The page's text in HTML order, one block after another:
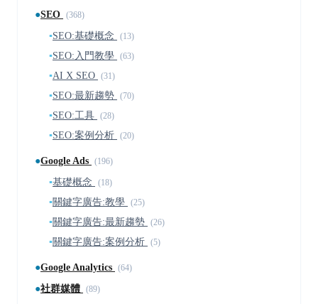
●SEO (368)
▪SEO:基礎概念 (13)
▪SEO:入門教學 (63)
▪AI X SEO (31)
▪SEO:最新趨勢 (70)
▪SEO:工具 (28)
▪SEO:案例分析 (20)
●Google Ads (196)
▪基礎概念 (18)
▪關鍵字廣告:教學 (25)
▪關鍵字廣告:最新趨勢 (26)
▪關鍵字廣告:案例分析 (5)
●Google Analytics (64)
●社群媒體 (89)